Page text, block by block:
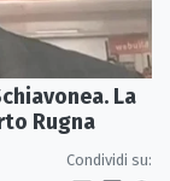
La
Rugna
Condividi su: